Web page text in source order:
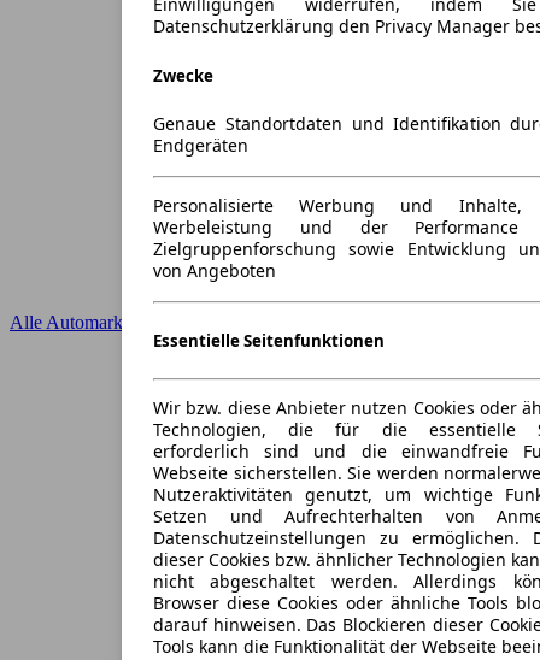
Alle Automarken
Einwilligungen widerrufen, indem
Datenschutzerklärung den Privacy Manager
Zwecke
Genaue Standortdaten und Identifikation
Endgeräten
Personalisierte Werbung und Inhalte,
Werbeleistung und der
Zielgruppenforschung sowie Entwicklung
von Angeboten
Essentielle Seitenfunktionen
Wir bzw. diese Anbieter nutzen Cookies oder
Technologien, die für die essentielle
erforderlich sind und die einwandfreie
Webseite sicherstellen. Sie werden
Nutzeraktivitäten genutzt, um wichtige
Setzen und Aufrechterhalten von
Datenschutzeinstellungen zu ermöglichen.
dieser Cookies bzw. ähnlicher Technologien
nicht abgeschaltet werden. Allerdings
Browser diese Cookies oder ähnliche Tools
darauf hinweisen. Das Blockieren dieser
Tools kann die Funktionalität der Webseite